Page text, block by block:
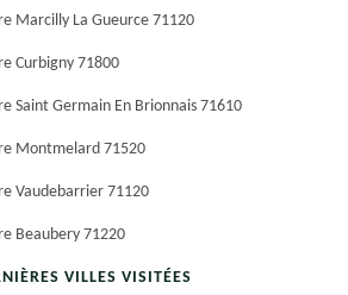
Marcilly La Gueurce 71120
Curbigny 71800
Saint Germain En Brionnais 71610
Montmelard 71520
Vaudebarrier 71120
Beaubery 71220
VILLES VISITÉES